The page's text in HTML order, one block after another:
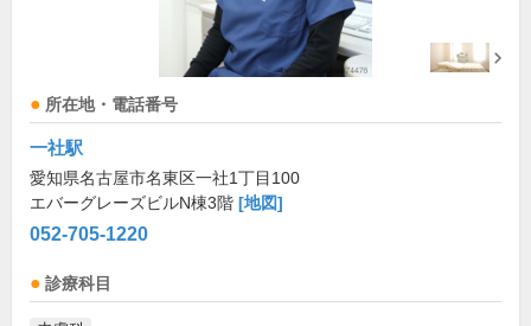
所在地・電話番号
一社駅
愛知県名古屋市名東区一社1丁目100
エバーグレーズビルN棟3階 [地図]
052-705-1220
診療科目